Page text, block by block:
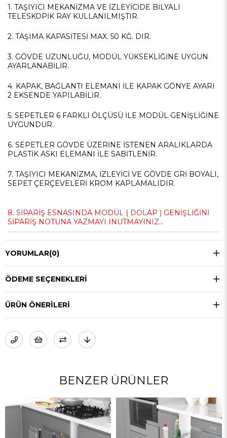
1. TAŞIYICI MEKANİZMA VE İZLEYİCİDE BİLYALI
TELESKOPİK RAY KULLANILMIŞTIR.
2. TAŞIMA KAPASİTESİ MAX. 50 KĞ. DIR.
3. GÖVDE UZUNLUĞU, MODÜL YÜKSEKLİĞİNE UYGUN
AYARLANABİLİR.
4. KAPAK, BAĞLANTI ELEMANI İLE KAPAK GÖNYE AYARI
2 EKSENDE YAPILABİLİR.
5. SEPETLER 6 FARKLI ÖLÇÜSÜ İLE MODÜL GENİŞLİĞİNE
UYGUNDUR.
6. SEPETLER GÖVDE ÜZERİNE İSTENEN ARALIKLARDA
PLASTİK ASKI ELEMANI İLE SABİTLENİR.
7. TAŞIYICI MEKANİZMA, İZLEYİCİ VE GÖVDE GRİ BOYALI,
SEPET ÇERÇEVELERİ KROM KAPLAMALIDIR.
8. SİPARİŞ ESNASINDA MODÜL ( DOLAP ) GENİŞLİĞİNİ
SİPARİŞ NOTUNA YAZMAYI INUTMAYINIZ...
YORUMLAR(0)
ÖDEME SEÇENEKLERI
ÜRÜN ÖNERILERI
BENZER ÜRÜNLER